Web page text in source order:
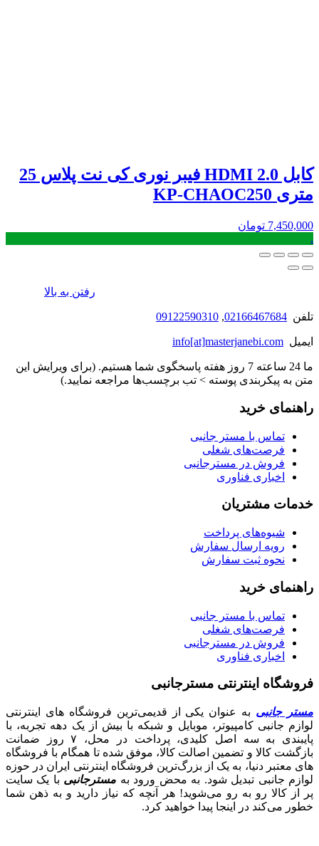
کابل 2.0 HDMI فیبر نوری کی نت پلاس 25
متری KP-CHAOC250
7,450,000 تومان
.
رفتن به بالا
تلفن 02166467684
,
09122590310
ایمیل info[at]masterjanebi.com
ما 24 ساعته 7 روز هفته پاسخگوی شما هستیم. (برای ویرایش این
متن به پیکربندی پوسته > تب برچسب‌ها مراجعه نمایید.)
راهنمای خرید
تماس با مستر جانبی
فرصت‌های شغلی
فروش در مسترجانبی
اخباری فناوری
خدمات مشتریان
شیوه‌های پرداخت
رویه ارسال سفارش
نحوه ثبت سفارش
راهنمای خرید
تماس با مستر جانبی
فرصت‌های شغلی
فروش در مسترجانبی
اخباری فناوری
فروشگاه اینترنتی مسترجانبی
مستر جانبی به عنوان یکی از قدیمی‌ترین فروشگاه های اینترنتی
لوازم جانبی کامپیوتر، موبایل و شبکه با بیش از یک دهه تجربه، با
پایبندی به سه اصل کلیدی، پرداخت در محل، ۷ روز ضمانت
بازگشت کالا و تضمین اصالت کالا، موفق شده تا همگام با فروشگاه‌
های معتبر دنیا، به یک از بزرگ‌ترین فروشگاه اینترنتی ایران در حوزه
لوازم جانبی تبدیل شود. به محض ورود به مسترجانبی با یک سایت
پر از کالا رو به رو می‌شوید! هر آنچه که نیاز دارید و به ذهن شما
خطور می‌کند در اینجا پیدا خواهید کرد.